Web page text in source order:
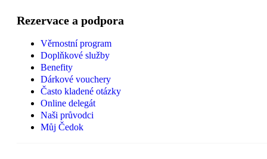
Rezervace a podpora
Věrnostní program
Doplňkové služby
Benefity
Dárkové vouchery
Často kladené otázky
Online delegát
Naši průvodci
Můj Čedok